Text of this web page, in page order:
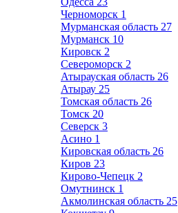
Черноморск 1
Мурманская область 27
Мурманск 10
Кировск 2
Североморск 2
Атырауская область 26
Атырау 25
Томская область 26
Томск 20
Северск 3
Асино 1
Кировская область 26
Киров 23
Кирово-Чепецк 2
Омутнинск 1
Акмолинская область 25